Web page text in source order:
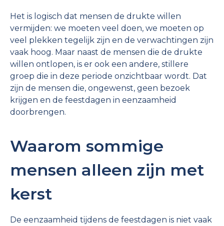
Het is logisch dat mensen de drukte willen
vermijden: we moeten veel doen, we moeten op
veel plekken tegelijk zijn en de verwachtingen zijn
vaak hoog. Maar naast de mensen die de drukte
willen ontlopen, is er ook een andere, stillere
groep die in deze periode onzichtbaar wordt. Dat
zijn de mensen die, ongewenst, geen bezoek
krijgen en de feestdagen in eenzaamheid
doorbrengen.
Waarom sommige
mensen alleen zijn met
kerst
De eenzaamheid tijdens de feestdagen is niet vaak